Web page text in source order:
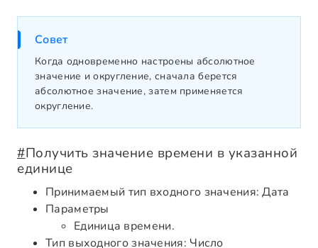
Совет
Когда одновременно настроены абсолютное
значение и округление, сначала берется
абсолютное значение, затем применяется
округление.
#Получить значение времени в указанной
единице
Принимаемый тип входного значения: Дата
Параметры
Единица времени.
Тип выходного значения: Число